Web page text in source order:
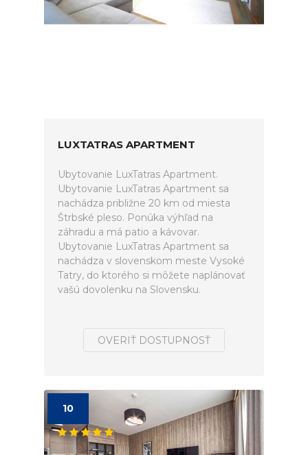
LUXTATRAS APARTMENT
Ubytovanie LuxTatras Apartment.
Ubytovanie LuxTatras Apartment sa
nachádza približne 20 km od miesta
Štrbské pleso. Ponúka výhľad na
záhradu a má patio a kávovar.
Ubytovanie LuxTatras Apartment sa
nachádza v slovenskom meste Vysoké
Tatry, do ktorého si môžete naplánovať
vašú dovolenku na Slovensku.
OVERIŤ DOSTUPNOSŤ
10